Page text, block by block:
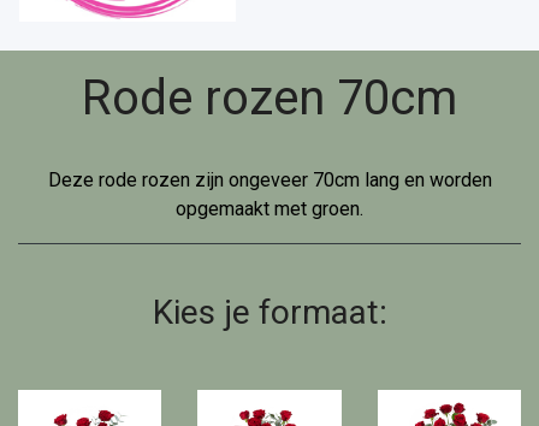
Rode rozen 70cm
Deze rode rozen zijn ongeveer 70cm lang en worden
opgemaakt met groen.
Kies je formaat: